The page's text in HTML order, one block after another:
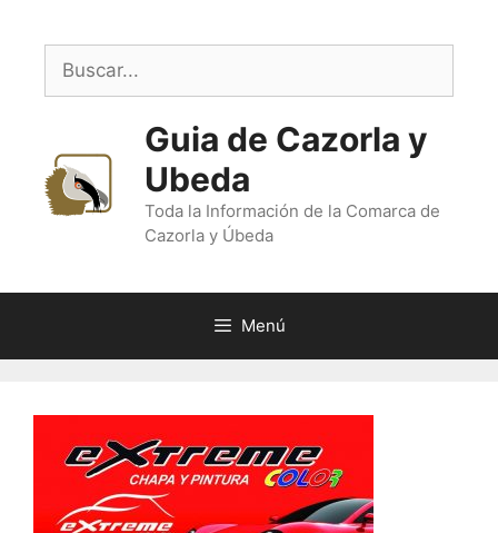
contenido
Buscar:
Guia de Cazorla y
Ubeda
Toda la Información de la Comarca de
Cazorla y Úbeda
Menú